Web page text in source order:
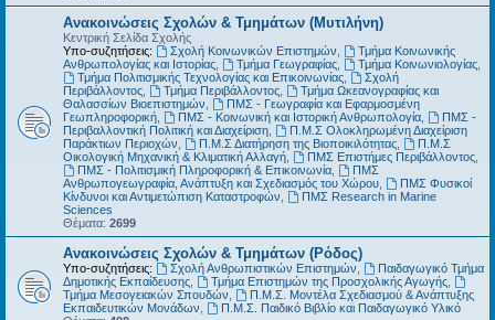
Ανακοινώσεις Σχολών & Τμημάτων (Μυτιλήνη)
Κεντρική Σελίδα Σχολής
Υπο-συζητήσεις:
Σχολή Κοινωνικών Επιστημών
Τμήμα Κοινωνικής
Ανθρωπολογίας και Ιστορίας
Τμήμα Γεωγραφίας, Τμήμα Κοινωνιολογίας,
Τμήμα Πολιτισμικής Τεχνολογίας και Επικοινωνίας,
Σχολή
Περιβάλλοντος
Τμήμα Περιβάλλοντος,
Τμήμα Ωκεανογραφίας και
Θαλασσίων Βιοεπιστημών
ΠΜΣ - Γεωγραφία και Εφαρμοσμένη
Γεωπληροφορική
ΠΜΣ - Κοινωνική και Ιστορική Ανθρωπολογία,
ΠΜΣ -
Περιβαλλοντική Πολιτική και Διαχείριση
Π.Μ.Σ Ολοκληρωμένη Διαχείριση
Παράκτιων Περιοχών
Π.Μ.Σ Διατήρηση της Βιοποικιλότητας,
Π.Μ.Σ
Οικολογική Μηχανική & Κλιματική Αλλαγή
ΠΜΣ Επιστήμες Περιβάλλοντος,
ΠΜΣ - Πολιτισμική Πληροφορική & Επικοινωνία,
ΠΜΣ
Ανθρωπογεωγραφία, Ανάπτυξη και Σχεδιασμός του Χώρου
ΠΜΣ Φυσικοί
Κίνδυνοι και Αντιμετώπιση Καταστροφών
ΠΜΣ Research in Marine
Sciences
Θέματα: 2699
Ανακοινώσεις Σχολών & Τμημάτων (Ρόδος)
Υπο-συζητήσεις: Σχολή Ανθρωπιστικών Επιστημών
Παιδαγωγικό Τμήμα
Δημοτικής Εκπαίδευσης
Τμήμα Επιστημών της Προσχολικής Αγωγής,
Τμήμα Μεσογειακών Σπουδών
Π.Μ.Σ. Μοντέλα Σχεδιασμού & Ανάπτυξης
Εκπαιδευτικών Μονάδων
Π.Μ.Σ. Παιδικό Βιβλίο και Παιδαγωγικό Υλικό